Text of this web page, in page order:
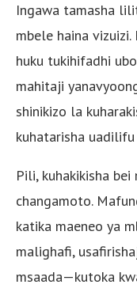
Ingawa tamasha
mbele haina
huku tukihifadhi
mahitaji
shinikizo la
kuhatarisha
Pili, kuhakikisha
changamoto.
katika maeneo ya
malighafi,
msaada—kutoka